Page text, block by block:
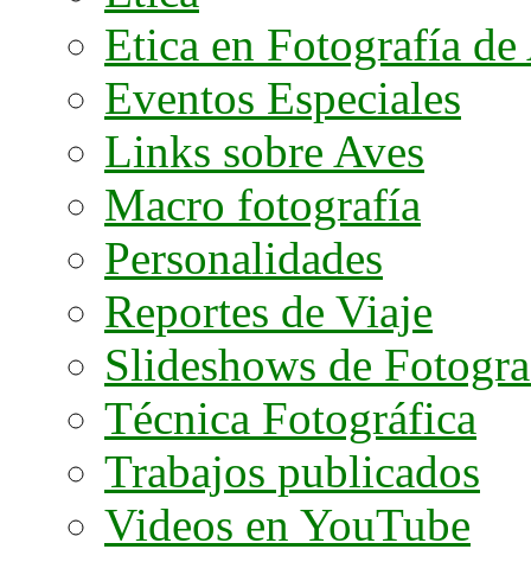
Etica en Fotografía de
Eventos Especiales
Links sobre Aves
Macro fotografía
Personalidades
Reportes de Viaje
Slideshows de
Técnica Fotográfica
Trabajos publicados
Videos en YouTube